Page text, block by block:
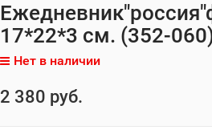
17*22*3 см. (352-
Нет в наличии
2 380 руб.